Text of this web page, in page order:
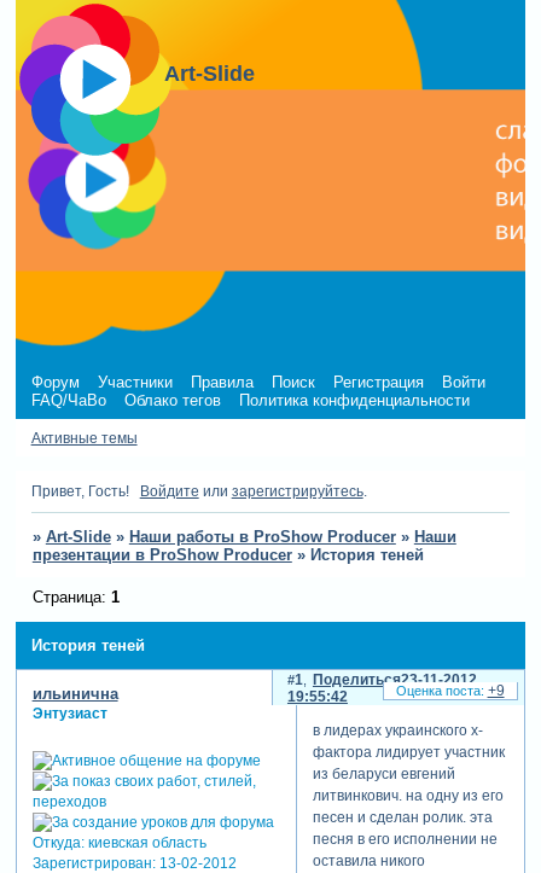
Art-Slide
Форум Участники Правила Поиск Регистрация
Войти
FAQ/ЧаВо
Облако тегов Политика конфиденциальности
Активные темы
Привет, Гость! Войдите или зарегистрируйтесь.
» Art-Slide » Наши работы в ProShow Producer » Наши
презентации в ProShow Producer » История теней
История теней
Страница: 1
Поделиться
1
23-11-2012
19:55:42
ильинична
Энтузиаст
Откуда:киевская область
Зарегистрирован: 13-02-2012
в лидерах украинского х-
фактора лидирует участник
из беларуси евгений
литвинкович. на одну из его
песен и сделан ролик. эта
песня в его исполнении не
оставила никого
+9